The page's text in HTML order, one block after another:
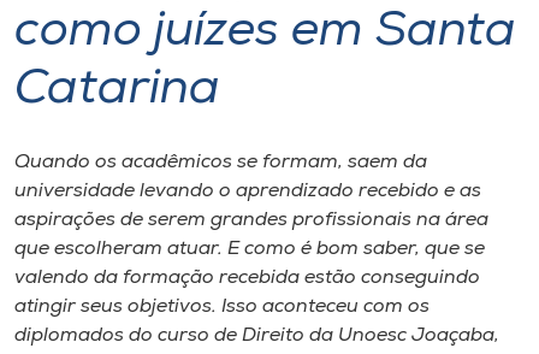
Unoesc
Internacionalização
I.nova
Diplomados
como juízes em Santa
Catarina
Quando os acadêmicos se formam, saem da
universidade levando o aprendizado recebido e as
aspirações de serem grandes profissionais na área
que escolheram atuar. E como é bom saber, que se
valendo da formação recebida estão conseguindo
atingir seus objetivos. Isso aconteceu com os
diplomados do curso de Direito da Unoesc Joaçaba,